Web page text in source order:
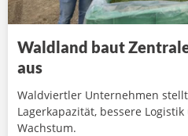
Waldland baut
aus
Waldviertler Unternehmen
Lagerkapazität, bessere
Wachstum.